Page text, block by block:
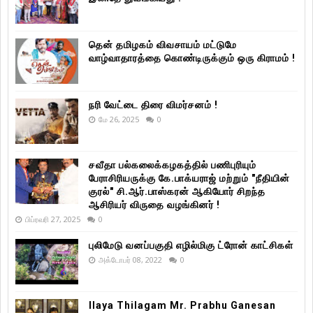
தென் தமிழகம் விவசாயம் மட்டுமே
வாழ்வாதாரத்தை கொண்டிருக்கும் ஒரு கிராமம் !
நரி வேட்டை திரை விமர்சனம் !
மே 26, 2025 0
சவீதா பல்கலைக்கழகத்தில் பணிபுரியும்
பேராசிரியருக்கு கே.பாக்யராஜ் மற்றும் "நீதியின்
குரல்" சி.ஆர்.பாஸ்கரன் ஆகியோர் சிறந்த
ஆசிரியர் விருதை வழங்கினர் !
பிப்ரவரி 27, 2025 0
புலிமேடு வனப்பகுதி எழில்மிகு ட்ரோன் காட்சிகள்
அக்டோபர் 08, 2022 0
Ilaya Thilagam Mr. Prabhu Ganesan